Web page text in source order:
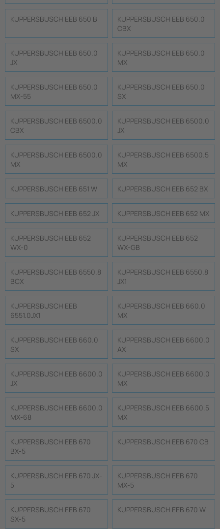
KUPPERSBUSCH EEB 650 B
KUPPERSBUSCH EEB 650.0
CBX
KUPPERSBUSCH EEB 650.0
JX
KUPPERSBUSCH EEB 650.0
MX
KUPPERSBUSCH EEB 650.0
MX-55
KUPPERSBUSCH EEB 650.0
SX
KUPPERSBUSCH EEB 6500.0
CBX
KUPPERSBUSCH EEB 6500.0
JX
KUPPERSBUSCH EEB 6500.0
MX
KUPPERSBUSCH EEB 6500.5
MX
KUPPERSBUSCH EEB 651 W KUPPERSBUSCH EEB 652 BX
KUPPERSBUSCH EEB 652 JX KUPPERSBUSCH EEB 652 MX
KUPPERSBUSCH EEB 652
WX-0
KUPPERSBUSCH EEB 652
WX-GB
KUPPERSBUSCH EEB 6550.8
BCX
KUPPERSBUSCH EEB 6550.8
JX1
KUPPERSBUSCH EEB
6551.0JX1
KUPPERSBUSCH EEB 660.0
MX
KUPPERSBUSCH EEB 660.0
SX
KUPPERSBUSCH EEB 6600.0
AX
KUPPERSBUSCH EEB 6600.0
JX
KUPPERSBUSCH EEB 6600.0
MX
KUPPERSBUSCH EEB 6600.0
MX-68
KUPPERSBUSCH EEB 6600.5
MX
KUPPERSBUSCH EEB 670
BX-5
KUPPERSBUSCH EEB 670 CB
KUPPERSBUSCH EEB 670 JX-
5
KUPPERSBUSCH EEB 670
MX-5
KUPPERSBUSCH EEB 670
SX-5
KUPPERSBUSCH EEB 670 W